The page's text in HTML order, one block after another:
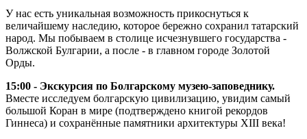
У нас есть уникальная возможность прикоснуться к
величайшему наследию, которое бережно сохранил татарский
народ. Мы побываем в столице исчезнувшего государства -
Волжской Булгарии, а после - в главном городе Золотой
Орды.
15:00 - Экскурсия по Болгарскому музею-заповеднику.
Вместе исследуем болгарскую цивилизацию, увидим самый
большой Коран в мире (подтверждено книгой рекордов
Гиннеса) и сохранённые памятники архитектуры XIII века!